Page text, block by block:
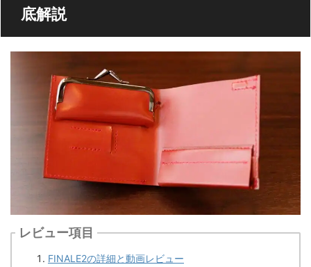
底解説
レビュー項目
FINALE2の詳細と動画レビュー